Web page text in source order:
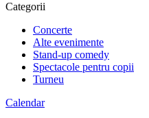
Categorii
Concerte
Alte evenimente
Stand-up comedy
Spectacole pentru copii
Turneu
Calendar